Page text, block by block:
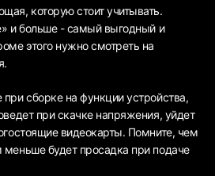
которую стоит учитывать.
и больше - самый выгодный и
этого нужно смотреть на
сборке на функции устройства,
при скачке напряжения, уйдет
видеокарты. Помните, чем
будет просадка при подаче